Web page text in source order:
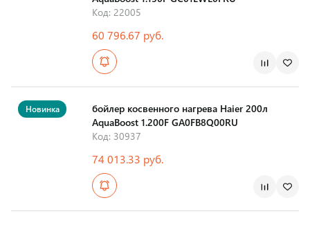
Код: 22005
60 796.67 руб.
бойлер косвенного нагрева Haier 200л
AquaBoost 1.200F GA0FB8Q00RU
Код: 30937
74 013.33 руб.
Новинка